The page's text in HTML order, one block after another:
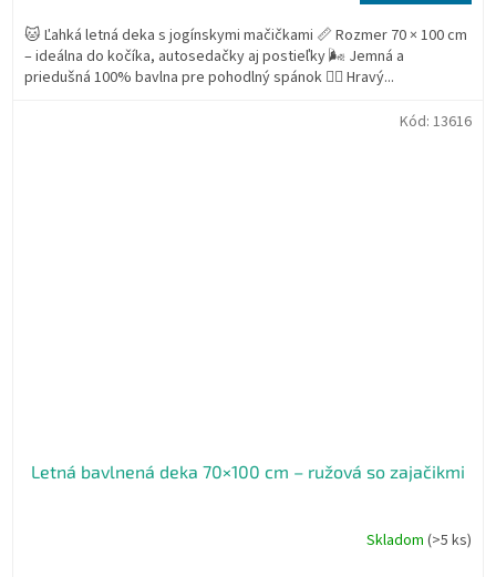
🐱 Ľahká letná deka s jogínskymi mačičkami 📏 Rozmer 70 × 100 cm
– ideálna do kočíka, autosedačky aj postieľky 🌬️ Jemná a
priedušná 100% bavlna pre pohodlný spánok 🧘‍♀️ Hravý...
Letná bavlnená deka 70×100 cm – ružová so zajačikmi
Skladom (>5 ks)
Kód: 13616